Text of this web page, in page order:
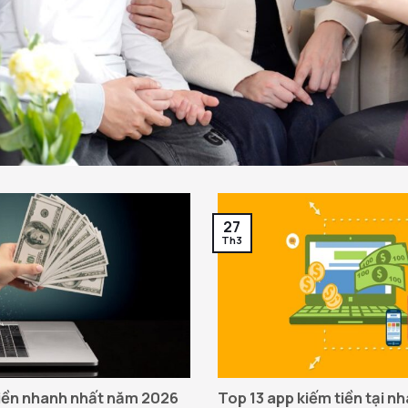
nhanh nhất năm 2026 Top 13 app kiếm tiền tại
27
Th3